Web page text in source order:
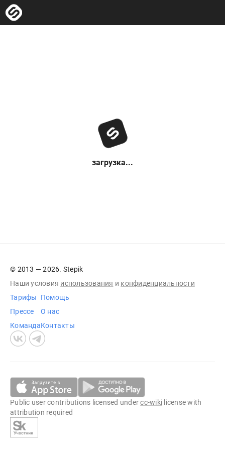
загрузка...
© 2013 — 2026. Stepik
Наши условия использования и конфиденциальности
Тарифы
Прессе
Команда
Помощь
О нас
Контакты
Public user contributions licensed undercc-wiki license with
attribution required